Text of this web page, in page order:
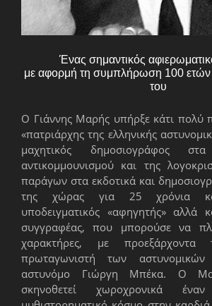
Ένας σημαντικός
με αφορμή τη συμπλήρωση 100 ετών
του
O Γιάννης Μαρής υπήρξε κάτι πολύ
«πατριάρχης της ελληνικής
μαχητικός δημοσιογράφος
αντικομμουνισμού και της
παράγων στα εκδοτικά και
της χώρας για 25 χρόνια
υποδειγματικός «αφηγητής» αλλά
συγγραφέας, που μπορούσε να
χαρακτήρες, με προεξάρχοντα
πρωταγωνιστή των αστυνομικών
αστυνόμο Γιώργη Μπέκα. Ο
σκηνοθετεί χωροχρονικά έναν